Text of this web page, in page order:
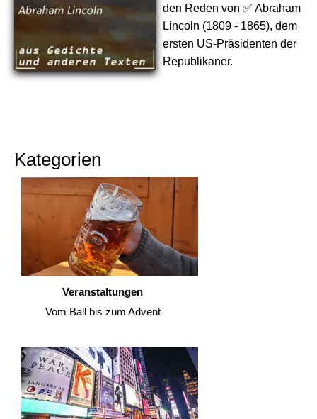
den Reden von ✅ Abraham
Lincoln (1809 - 1865), dem
ersten US-Präsidenten der
Republikaner.
Kategorien
Veranstaltungen
Vom Ball bis zum Advent